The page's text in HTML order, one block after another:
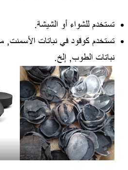
تستخدم للشواء أو الشيشة.
تستخدم كوقود في نباتات الأسمنت,
نباتات الطوب, إلخ.